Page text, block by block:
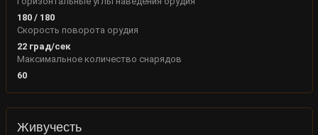
180 / 180
Скорость поворота орудия
22град/сек
Максимальное количество снарядов
60
Живучесть